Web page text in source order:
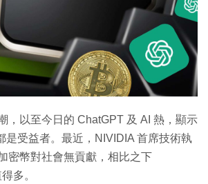
，以至今日的 ChatGPT 及 AI 熱，顯示
是受益者。最近，NIVIDIA 首席技術執
密幣對社會無貢獻，相比之下
多。